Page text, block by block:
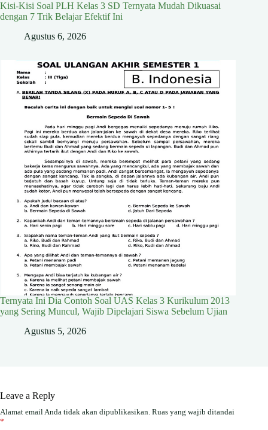
Kisi-Kisi Soal PLH Kelas 3 SD Ternyata Mudah Dikuasai
dengan 7 Trik Belajar Efektif Ini
Agustus 6, 2026
Ternyata Ini Dia Contoh Soal UAS Kelas 3 Kurikulum 2013
yang Sering Muncul, Wajib Dipelajari Siswa Sebelum Ujian
Agustus 5, 2026
Leave a Reply
Alamat email Anda tidak akan dipublikasikan. Ruas yang wajib ditandai
*